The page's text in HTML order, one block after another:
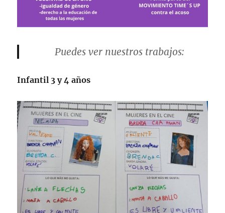
Puedes ver nuestros trabajos:
Infantil 3 y 4 años